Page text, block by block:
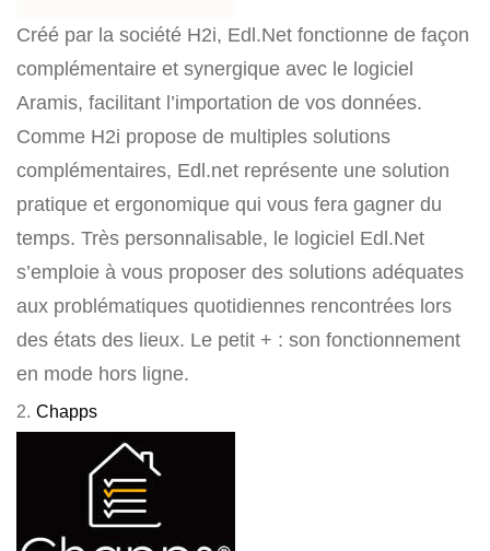
Créé par la société H2i, Edl.Net fonctionne de façon
complémentaire et synergique avec le logiciel
Aramis, facilitant l’importation de vos données.
Comme H2i propose de multiples solutions
complémentaires, Edl.net représente une solution
pratique et ergonomique qui vous fera gagner du
temps. Très personnalisable, le logiciel Edl.Net
s’emploie à vous proposer des solutions adéquates
aux problématiques quotidiennes rencontrées lors
des états des lieux. Le petit + : son fonctionnement
en mode hors ligne.
2. Chapps